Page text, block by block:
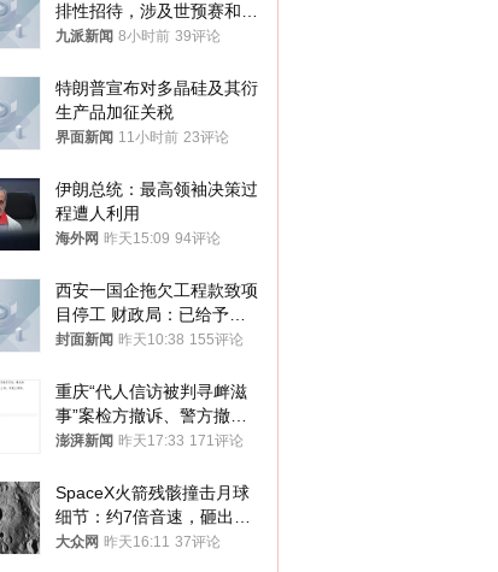
排性招待，涉及世预赛和奥
预赛，韩足协回应
九派新闻 8小时前 39评论
特朗普宣布对多晶硅及其衍
生产品加征关税
界面新闻 11小时前 23评论
伊朗总统：最高领袖决策过
程遭人利用
海外网 昨天15:09 94评论
西安一国企拖欠工程款致项
目停工 财政局：已给予处
分，正督促整改
封面新闻 昨天10:38 155评论
重庆“代人信访被判寻衅滋
事”案检方撤诉、警方撤
案，两被告人获国赔
澎湃新闻 昨天17:33 171评论
SpaceX火箭残骸撞击月球
细节：约7倍音速，砸出直
径约30米撞击坑
大众网 昨天16:11 37评论